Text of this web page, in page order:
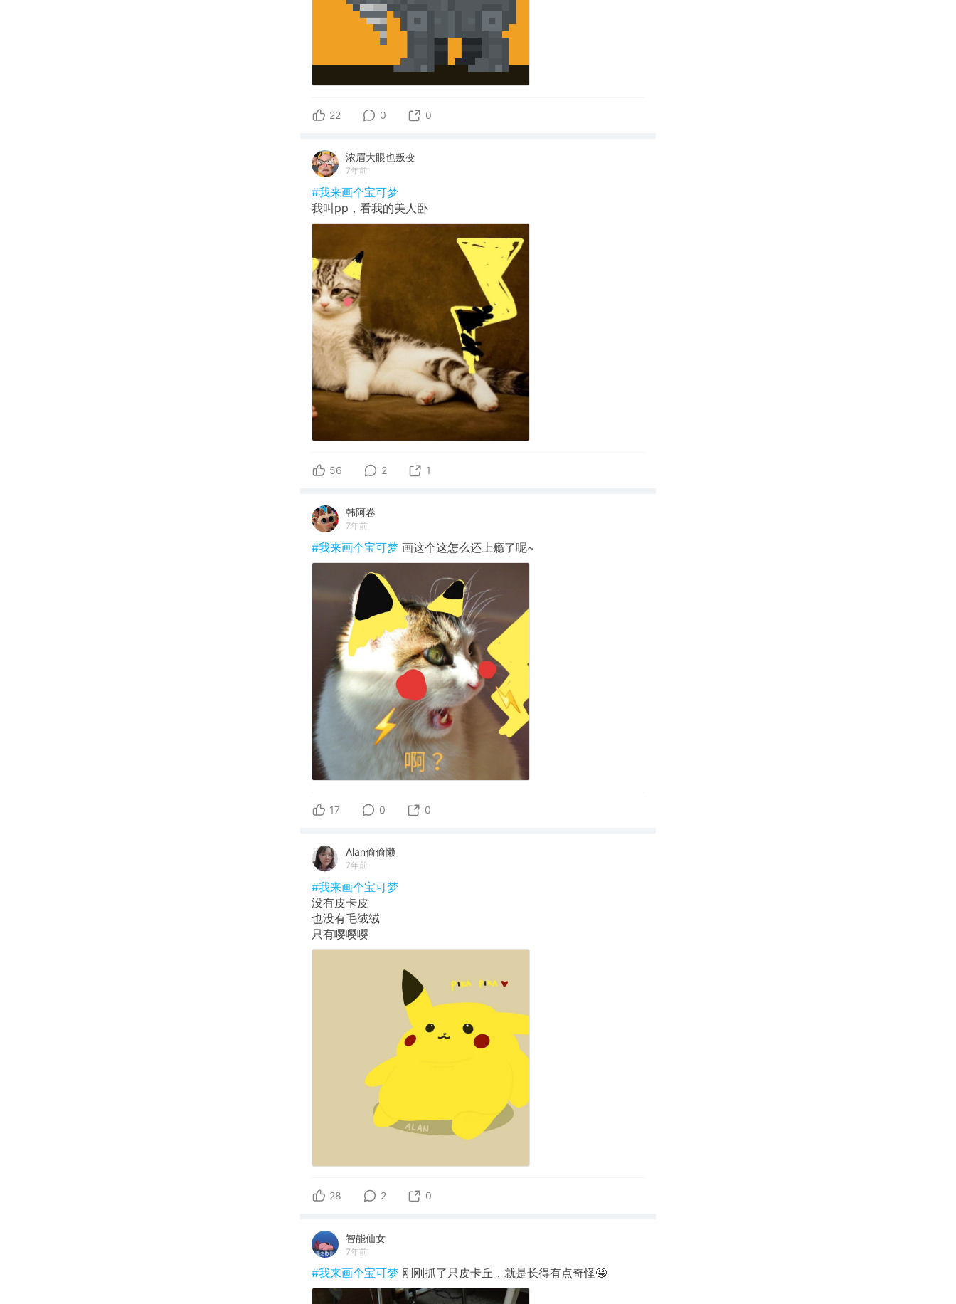
22 0 0
浓眉大眼也叛变
7年前
#我来画个宝可梦
我叫pp，看我的美人卧
56 2 1
韩阿卷
7年前
#我来画个宝可梦 画这个这怎么还上瘾了呢~
17 0 0
Alan偷偷懒
7年前
#我来画个宝可梦
没有皮卡皮
也没有毛绒绒
只有嘤嘤嘤
28 2 0
智能仙女
7年前
#我来画个宝可梦 刚刚抓了只皮卡丘，就是长得有点奇怪🤤